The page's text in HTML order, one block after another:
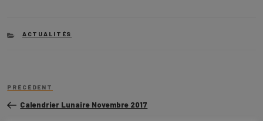
CATEGORIES
ACTUALITÉS
de
l’article
Article
PRÉCÉDENT
Calendrier Lunaire Novembre 2017